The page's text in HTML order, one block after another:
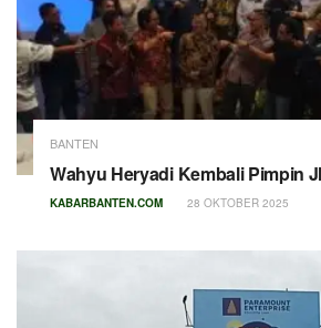
BANTEN
Wahyu Heryadi Kembali Pimpin
KABARBANTEN.COM 28 OKTOBER 2025